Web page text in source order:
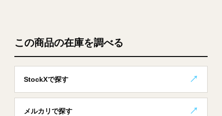
この商品の在庫を調べる
StockXで探す
メルカリで探す